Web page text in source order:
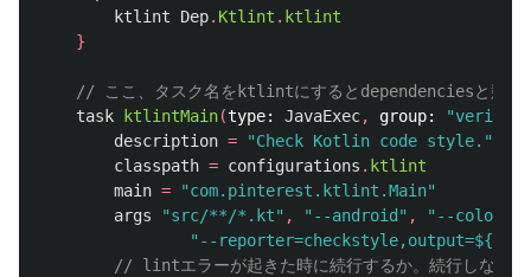
ktlint
Dep. Ktlint . ktlint
}
// ここ、タスク名をktlintにするとdependenciesと競合
task
ktlintMain(type: JavaExec, group:
description =
"Check Kotlin code style."
classpath = configurations . ktlint
main =
"com.pinterest.ktlint.Main"
args
"src/**/*.kt" , "--android" , "--color"
"--
// lintエラーが起きた時に続行するか。続行しないと